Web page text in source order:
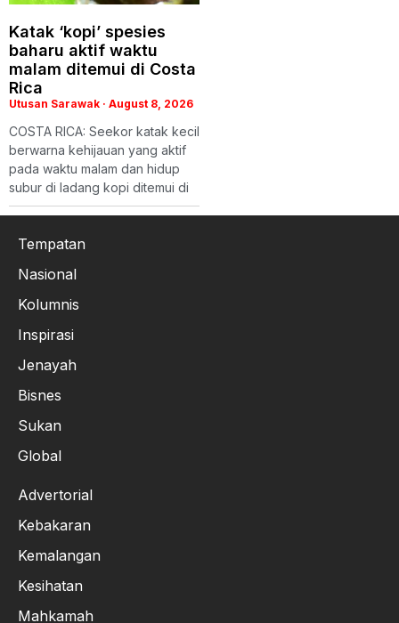
Katak ‘kopi’ spesies
baharu aktif waktu
malam ditemui di Costa
Rica
Utusan Sarawak August 8, 2026
COSTA RICA: Seekor katak kecil
berwarna kehijauan yang aktif
pada waktu malam dan hidup
subur di ladang kopi ditemui di
Tempatan
Nasional
Kolumnis
Inspirasi
Jenayah
Bisnes
Sukan
Global
Advertorial
Kebakaran
Kemalangan
Kesihatan
Mahkamah